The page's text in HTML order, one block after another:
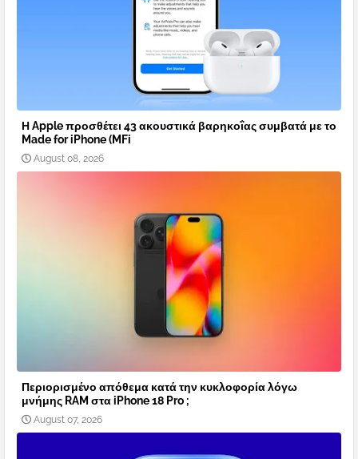
Η Apple προσθέτει 43 ακουστικά βαρηκοΐας συμβατά με το
Made for iPhone (MFi
August 08, 2026
Περιορισμένο απόθεμα κατά την κυκλοφορία λόγω
μνήμης RAM στα iPhone 18 Pro ;
August 07, 2026